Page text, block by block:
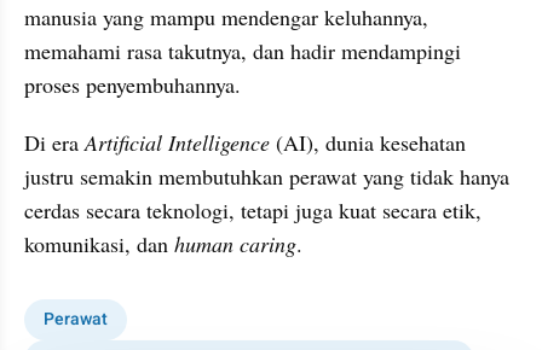
manusia yang mampu mendengar keluhannya,
memahami rasa takutnya, dan hadir mendampingi
proses penyembuhannya.
Di era Artificial Intelligence (AI), dunia kesehatan
justru semakin membutuhkan perawat yang tidak hanya
cerdas secara teknologi, tetapi juga kuat secara etik,
komunikasi, dan human caring.
Perawat